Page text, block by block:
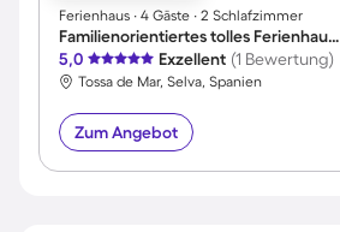
Ferienhaus ∙ 4 Gäste ∙ 2 Schlafzimmer
Familienorientiertes tolles Ferienhaus mit Terrasse, Pool und Grill | Haustiere erlaubt
5,0
Exzellent (1 Bewertung)
Tossa de Mar, Selva, Spanien
Zum Angebot